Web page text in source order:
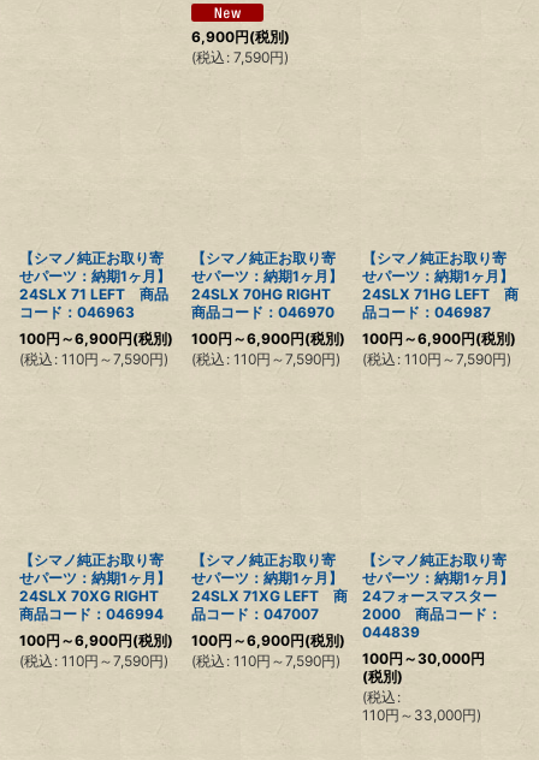
6,900円(税別)
(税込 : 7,590円)
【シマノ純正お取り寄
せパーツ：納期1ヶ月】
24SLX 71 LEFT 商品
コード：046963
100円 ～6,900円(税別)
(税込 : 110円 ～7,590円)
【シマノ純正お取り寄
せパーツ：納期1ヶ月】
24SLX 70HG RIGHT
商品コード：046970
100円 ～6,900円(税別)
(税込 : 110円 ～7,590円)
【シマノ純正お取り寄
せパーツ：納期1ヶ月】
24SLX 71HG LEFT 商
品コード：046987
100円 ～6,900円(税別)
(税込 : 110円 ～7,590円)
【シマノ純正お取り寄
せパーツ：納期1ヶ月】
24SLX 70XG RIGHT
商品コード：046994
100円 ～6,900円(税別)
(税込 : 110円 ～7,590円)
【シマノ純正お取り寄
せパーツ：納期1ヶ月】
24SLX 71XG LEFT 商
品コード：047007
100円 ～6,900円(税別)
(税込 : 110円 ～7,590円)
【シマノ純正お取り寄
せパーツ：納期1ヶ月】
24フォースマスター
2000 商品コード：
044839
100円 ～30,000円
(税別)
(税込 :
110円 ～33,000円)